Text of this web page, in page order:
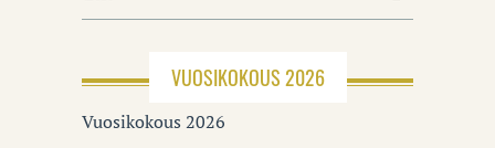
VUOSIKOKOUS 2026
Vuosikokous 2026